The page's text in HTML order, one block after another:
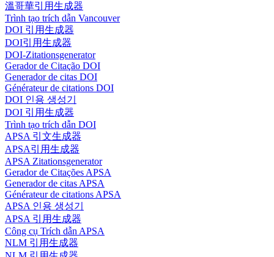
溫哥華引用生成器
Trình tạo trích dẫn Vancouver
DOI 引用生成器
DOI引用生成器
DOI-Zitationsgenerator
Gerador de Citação DOI
Generador de citas DOI
Générateur de citations DOI
DOI 인용 생성기
DOI 引用生成器
Trình tạo trích dẫn DOI
APSA 引文生成器
APSA引用生成器
APSA Zitationsgenerator
Gerador de Citações APSA
Generador de citas APSA
Générateur de citations APSA
APSA 인용 생성기
APSA 引用生成器
Công cụ Trích dẫn APSA
NLM 引用生成器